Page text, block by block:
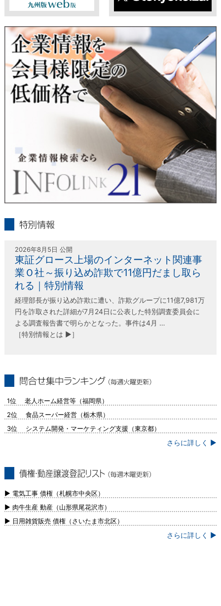
ますのでご了承ください。
当社は、本人が自己の個人情報について、通知・開示・訂正・
追加・削除・利用停止・提供停止の希望がございましたら、本
人または代理人の請求応じて、個人データの通知・開示・訂
正・追加・削除・利用停止・提供停止の請求に応じます。
受付方法は、本人確認資料（運転免許証、パスポート何れかの
コピー）、「個人情報取扱申請書」「委任状」（代理人による
申請の場合のみ必要となります）を当社宛にお送り下さい。
＜個人情報保護に関するお問合せ・相談窓口＞
〒802-0004 北九州市小倉北区鍛冶町2丁目5-11（第一東経ビ
フリーダイヤル 0120-55-9986
受付時間 平日9：00～17：00
東経会社要覧web版 X
2026年8月5日 公開
東証グロース上場のインターネット関連事
業Ｏ社～振り込め詐欺で11億円だまし取ら
れる｜特別情報
経理部長が振り込め詐欺に遭い、詐欺グループに11億7,981万
円を詐取された詳細が7月24日に公表した特別調査委員会に
よる調査報告書で明らかとなった。事件は4月 …
［特別情報とは ▶］
1位 老人ホーム経営等（福岡県）
2位 食品スーパー経営（栃木県）
3位 システム開発・マーケティング支援（東京都）
さらに詳しく ▶
新）
▶ 電気工事 債権（札幌市中央区）
▶ 肉牛生産 動産（山形県尾花沢市）
▶ 日用雑貨販売 債権（さいたま市北区）
さらに詳しく ▶